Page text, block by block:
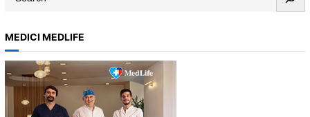
a
r
c
h
MEDICI MEDLIFE